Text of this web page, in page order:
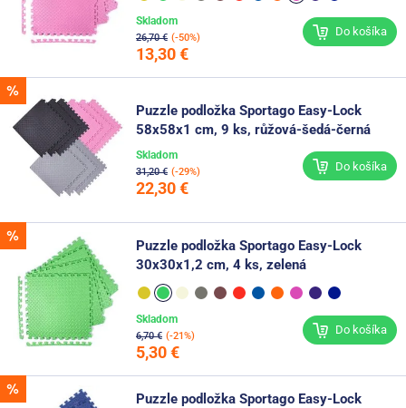
26,70 € (-50%)
13,30 €
Skladom
Do košíka
Puzzle podložka Sportago Easy-Lock
58x58x1 cm, 9 ks, růžová-šedá-černá
31,20 € (-29%)
22,30 €
Skladom
Do košíka
Puzzle podložka Sportago Easy-Lock
30x30x1,2 cm, 4 ks, zelená
6,70 € (-21%)
5,30 €
Skladom
Do košíka
Puzzle podložka Sportago Easy-Lock